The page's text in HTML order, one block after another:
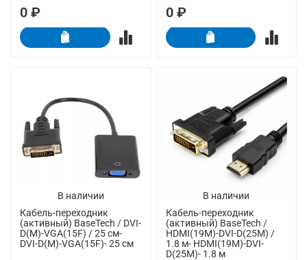
0 ₽ 0 ₽
В наличии
Кабель-переходник
(активный) BaseTech / DVI-
D(M)-VGA(15F) / 25 см-
DVI-D(M)-VGA(15F)- 25 см
В наличии
Кабель-переходник
(активный) BaseTech /
HDMI(19M)-DVI-D(25M) /
1.8 м- HDMI(19M)-DVI-
D(25M)- 1.8 м